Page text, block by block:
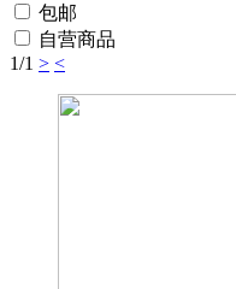
包邮
自营商品
1/1 > <